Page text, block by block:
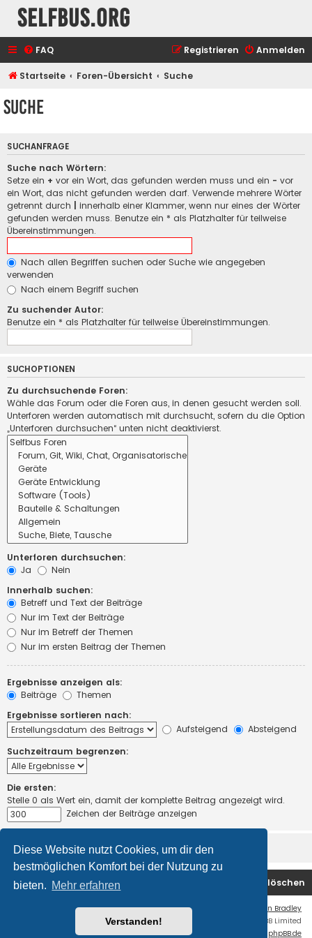
Diese Website nutzt Cookies, um dir den
bestmöglichen Komfort bei der Nutzung zu
bieten. Mehr erfahren
Verstanden!
selfbus.org
FAQ Anmelden
Registrieren
Startseite Foren-Übersicht Suche
Suche
SUCHANFRAGE
Suche nach Wörtern:
Setze ein + vor ein Wort, das gefunden werden muss und ein - vor
ein Wort, das nicht gefunden werden darf. Verwende mehrere Wörter
getrennt durch
innerhalb einer Klammer, wenn nur eines der Wörter
gefunden werden muss. Benutze ein * als Platzhalter für teilweise
Übereinstimmungen.
Nach allen Begriffen suchen oder Suche wie angegeben
verwenden
Nach einem Begriff suchen
Zu suchender Autor:
Benutze ein * als Platzhalter für teilweise Übereinstimmungen.
SUCHOPTIONEN
Zu durchsuchende Foren:
Wähle das Forum oder die Foren aus, in denen gesucht werden soll.
Unterforen werden automatisch mit durchsucht, sofern du die Option
„Unterforen durchsuchen“ unten nicht deaktivierst.
Unterforen durchsuchen:
Ja
Nein
Innerhalb suchen:
Betreff und Text der Beiträge
Nur im Text der Beiträge
Nur im Betreff der Themen
Nur im ersten Beitrag der Themen
Ergebnisse anzeigen als:
Beiträge
Themen
Ergebnisse sortieren nach:
Aufsteigend
Absteigend
Suchzeitraum begrenzen:
Die ersten:
Stelle 0 als Wert ein, damit der komplette Beitrag angezeigt wird.
Zeichen der Beiträge anzeigen
Startseite Foren-Übersicht Alle Cookies löschen
Ian Bradley
Powered byphpBB
® Forum Software © phpBB Limited
Deutsche Übersetzung durch phpBB.de